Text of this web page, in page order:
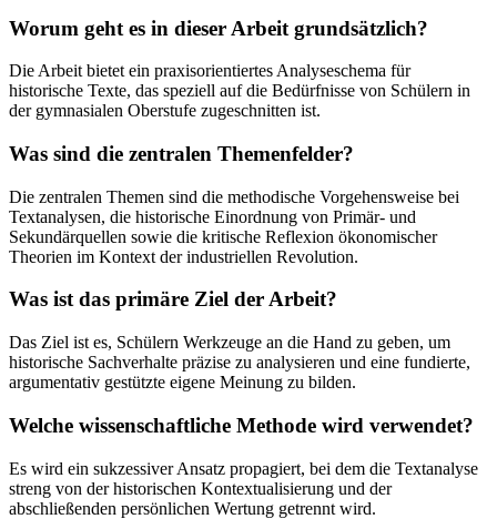
Worum geht es in dieser Arbeit grundsätzlich?
Die Arbeit bietet ein praxisorientiertes Analyseschema für
historische Texte, das speziell auf die Bedürfnisse von Schülern in
der gymnasialen Oberstufe zugeschnitten ist.
Was sind die zentralen Themenfelder?
Die zentralen Themen sind die methodische Vorgehensweise bei
Textanalysen, die historische Einordnung von Primär- und
Sekundärquellen sowie die kritische Reflexion ökonomischer
Theorien im Kontext der industriellen Revolution.
Was ist das primäre Ziel der Arbeit?
Das Ziel ist es, Schülern Werkzeuge an die Hand zu geben, um
historische Sachverhalte präzise zu analysieren und eine fundierte,
argumentativ gestützte eigene Meinung zu bilden.
Welche wissenschaftliche Methode wird verwendet?
Es wird ein sukzessiver Ansatz propagiert, bei dem die Textanalyse
streng von der historischen Kontextualisierung und der
abschließenden persönlichen Wertung getrennt wird.